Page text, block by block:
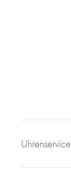
Uhrenservice